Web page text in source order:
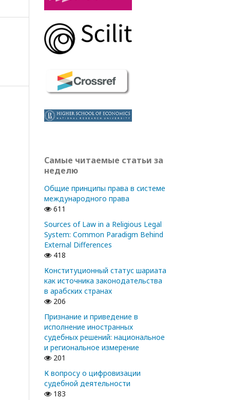
Самые читаемые статьи за
неделю
Общие принципы права в системе
международного права
611
Sources of Law in a Religious Legal
System: Common Paradigm Behind
External Differences
418
Конституционный статус шариата
как источника законодательства
в арабских странах
206
Признание и приведение в
исполнение иностранных
судебных решений: национальное
и региональное измерение
201
К вопросу о цифровизации
судебной деятельности
183